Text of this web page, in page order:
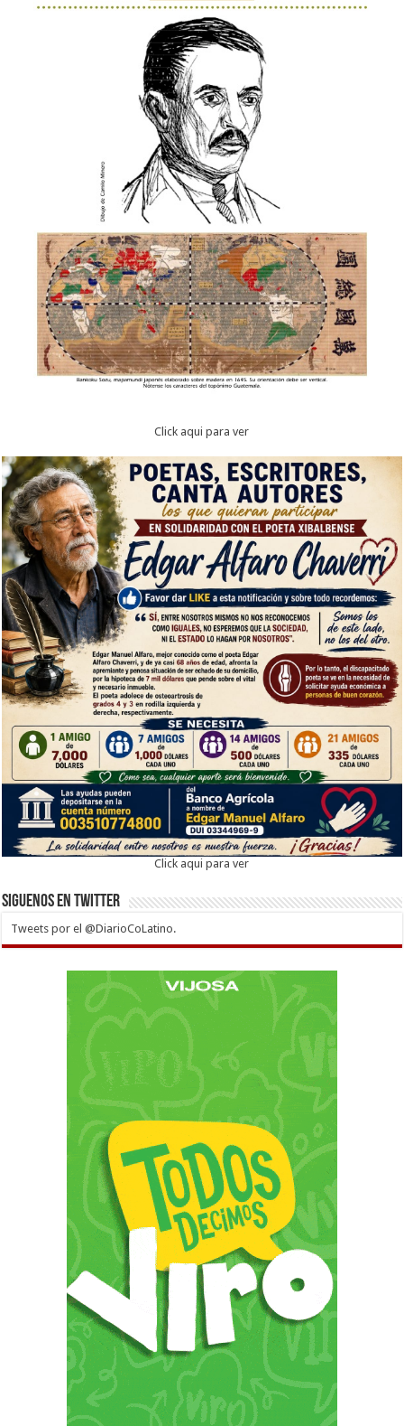
Click aqui para ver
Click aqui para ver
Siguenos en twitter
Tweets por el @DiarioCoLatino.